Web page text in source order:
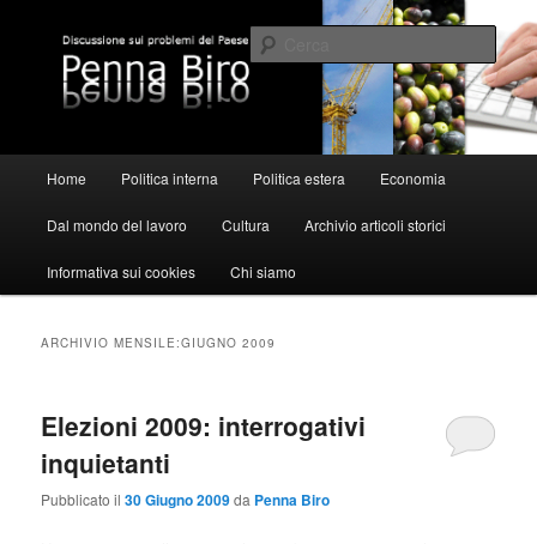
contenuto
principale
contenuto
secondarioPennabiro
Cerca
principale
Home Politica interna Politica estera Economia
Dal mondo del lavoro Cultura Archivio articoli storici
Informativa sui cookies Chi siamo
ARCHIVIO MENSILE:GIUGNO 2009
Elezioni 2009: interrogativi
inquietanti
Pubblicato il30 Giugno 2009da Penna Biro